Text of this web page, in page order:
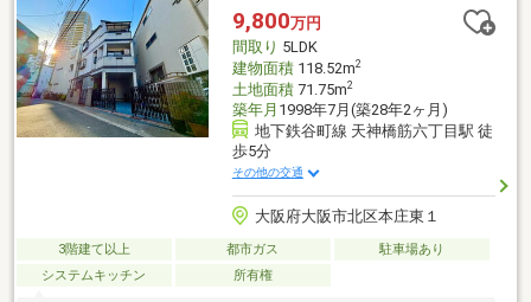
徒歩16分！◆大阪シティバス「淀川小学校」停徒歩5分！◆小中
学校徒歩3分圏内でお子様も安心です♪◆前面道路公道で幅員約８
m！◆平成３１年２月建築！
9,800万円
間取り 5LDK
建物面積118.52m2
土地面積71.75m2
築年月 1998年7月(築28年2ヶ月)
地下鉄谷町線 天神橋筋六丁目駅 徒
歩5分
その他の交通
大阪府大阪市北区本庄東１
3階建て以上 都市ガス
駐車場あり
システムキッチン
所有権